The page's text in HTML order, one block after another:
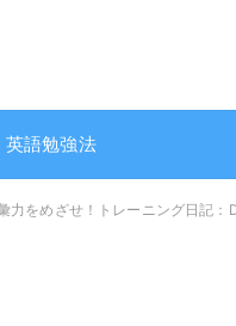
英語勉強法
力をめざせ！トレーニング日記